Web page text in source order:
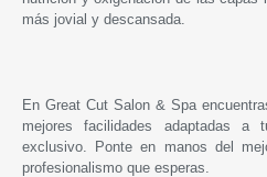
más jovial y descansada.
En Great Cut Salon & Spa
mejores facilidades adaptadas a
exclusivo. Ponte en manos del
profesionalismo que esperas.